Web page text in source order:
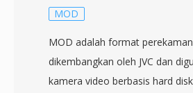
MOD
MOD adalah format
dikembangkan oleh JVC dan
kamera video berbasis hard